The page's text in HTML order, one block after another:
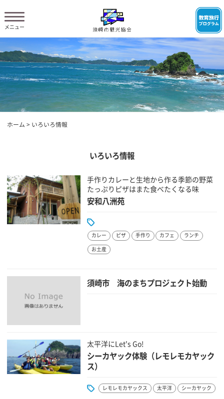
ホーム > いろいろ情報
いろいろ情報
手作りカレーと生地から作る季節の野菜
たっぷりピザはまた食べたくなる味
安和八洲苑
カレー ピザ 手作り カフェ ランチ
お土産
須崎市 海のまちプロジェクト始動
太平洋にLet's Go!
シーカヤック体験（レモレモカヤック
ス）
レモレモカヤックス 太平洋 シーカヤック